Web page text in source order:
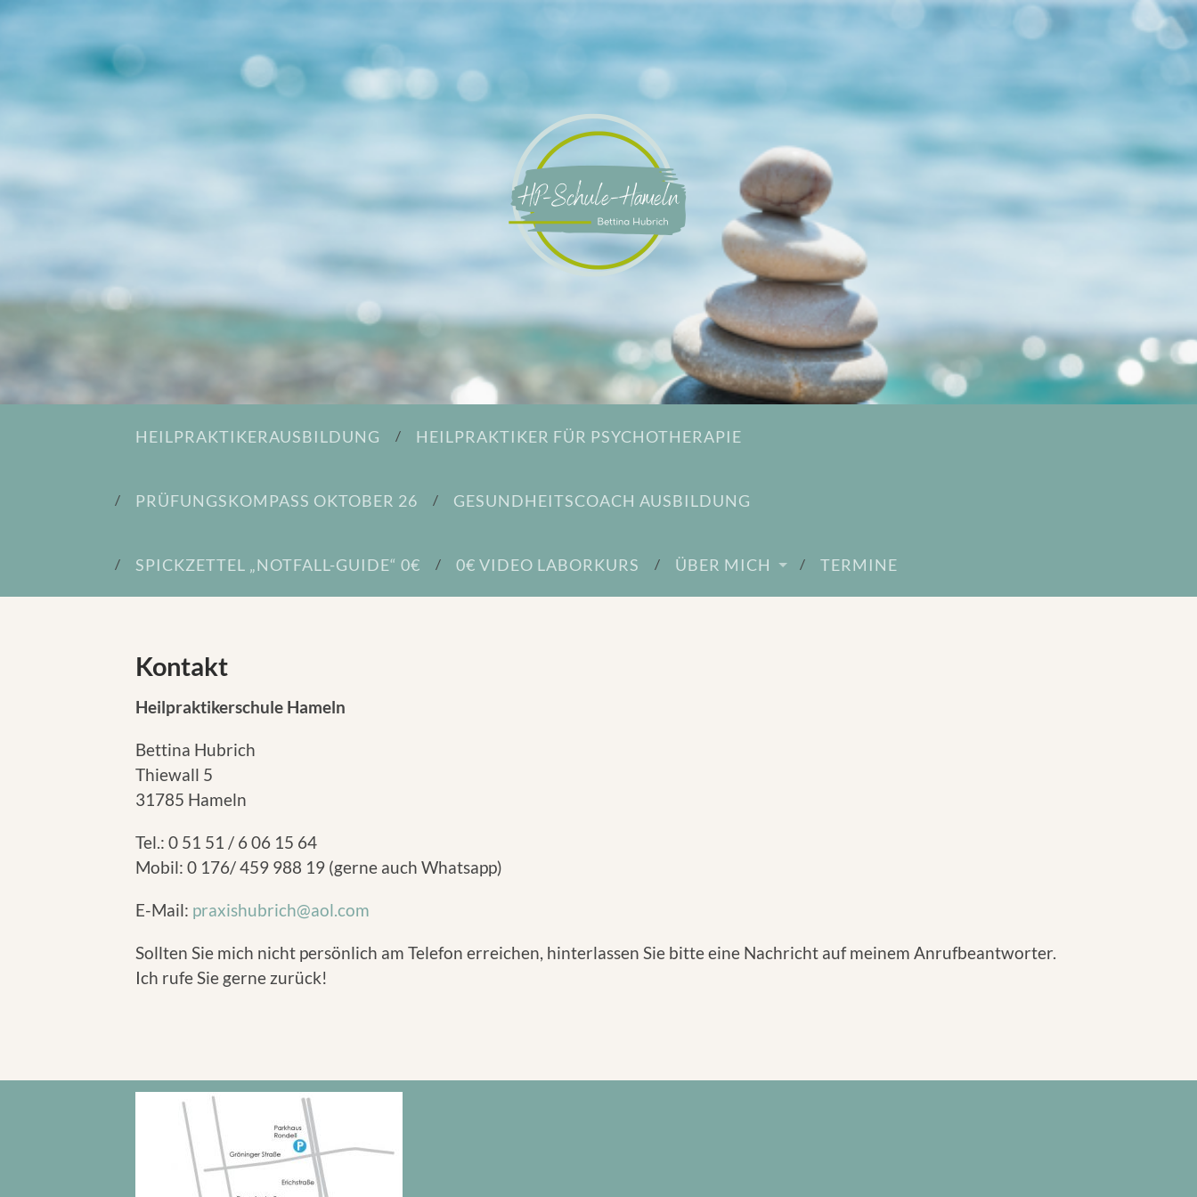
HEILPRAKTIKERAUSBILDUNG HEILPRAKTIKER FÜR PSYCHOTHERAPIE
PRÜFUNGSKOMPASS OKTOBER 26 GESUNDHEITSCOACH AUSBILDUNG
SPICKZETTEL „NOTFALL-GUIDE“ 0€ 0€ VIDEO LABORKURS ÜBER MICH TERMINE
Kontakt
Heilpraktikerschule Hameln
Bettina Hubrich
Thiewall 5
31785 Hameln
Tel.: 0 51 51 / 6 06 15 64
Mobil: 0 176/ 459 988 19 (gerne auch Whatsapp)
E-Mail: praxishubrich@aol.com
Sollten Sie mich nicht persönlich am Telefon erreichen, hinterlassen Sie bitte eine Nachricht auf meinem Anrufbeantworter.
Ich rufe Sie gerne zurück!